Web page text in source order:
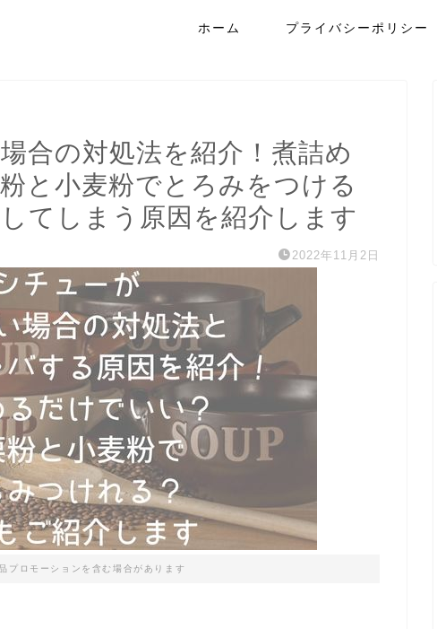
ホーム プライバシーポリシー
合の対処法を紹介！煮詰め
と小麦粉でとろみをつける
てしまう原因を紹介します
2022年11月2日
プロモーションを含む場合があります